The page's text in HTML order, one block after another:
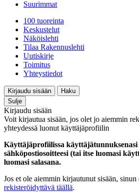
Suurimmat
100 tuoreinta
Keskustelut
Näköislehti
Tilaa Rakennuslehti
Uutiskirje
Toimitus
Yhteystiedot
Kirjaudu sisään
Haku
Sulje
Kirjaudu sisään
Voit kirjautua sisään, jos olet jo aiemmin
yhteydessä luonut käyttäjäprofiilin
Käyttäjäprofiilissa
sähköpostiosoitteesi (tai itse luomasi
luomasi salasana.
Jos et ole aiemmin kirjautunut sisään, sinun
rekisteröidyttävä täällä.